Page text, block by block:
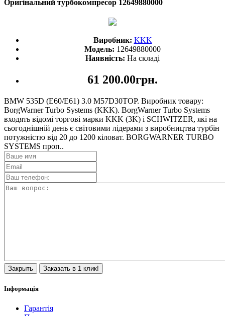
Оригінальний турбокомпресор 12649880000
Виробник: KKK
Модель: 12649880000
Наявність: На складі
61 200.00грн.
BMW 535D (E60/E61) 3.0 M57D30TOP. Виробник товару:
BorgWarner Turbo Systems (KKK). BorgWarner Turbo Systems
входять відомі торгові марки KKK (3K) і SCHWITZER, які на
сьогоднішній день є світовими лідерами з виробництва турбін
потужністю від 20 до 1200 кіловат. BORGWARNER TURBO
SYSTEMS проп..
Закрыть Заказать в 1 клик!
Інформація
Гарантія